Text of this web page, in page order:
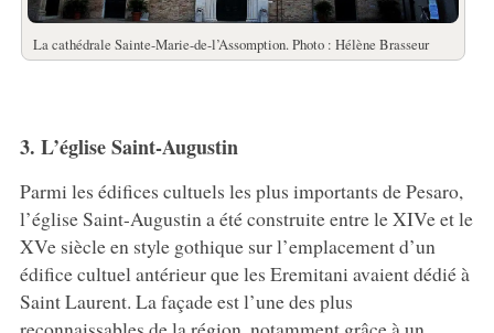
La cathédrale Sainte-Marie-de-l’Assomption. Photo : Hélène Brasseur
3. L’église Saint-Augustin
Parmi les édifices cultuels les plus importants de Pesaro,
l’église Saint-Augustin a été construite entre le XIVe et le
XVe siècle en style gothique sur l’emplacement d’un
édifice cultuel antérieur que les Eremitani avaient dédié à
Saint Laurent. La façade est l’une des plus